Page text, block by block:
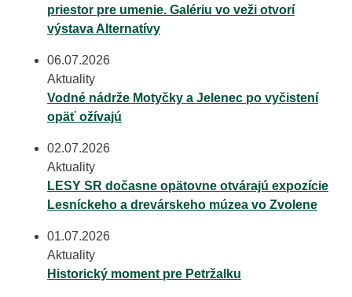
priestor pre umenie. Galériu vo veži otvorí
výstava Alternatívy
06.07.2026
Aktuality
Vodné nádrže Motyčky a Jelenec po vyčistení
opäť ožívajú
02.07.2026
Aktuality
LESY SR dočasne opätovne otvárajú expozície
Lesníckeho a drevárskeho múzea vo Zvolene
01.07.2026
Aktuality
Historický moment pre Petržalku